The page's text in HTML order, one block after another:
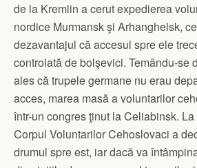
de la Kremlin a cerut expedierea
nordice Murmansk şi Arhanghelsk,
dezavantajul că accesul spre ele
controlată de bolşevici. Temându-se
ales că trupele germane nu erau
acces, marea masă a voluntarilor
într-un congres ţinut la Celiabinsk.
Corpul Voluntarilor Cehoslovaci a
drumul spre est, iar dacă va